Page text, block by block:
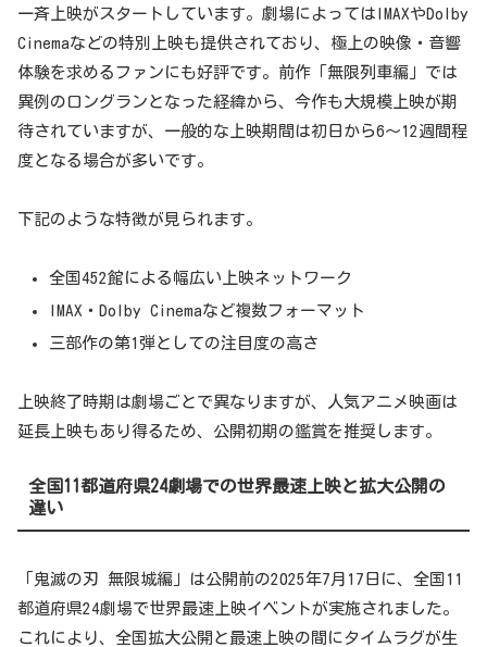
一斉上映がスタートしています。劇場によってはIMAXやDolby
Cinemaなどの特別上映も提供されており、極上の映像・音響
体験を求めるファンにも好評です。前作「無限列車編」では
異例のロングランとなった経緯から、今作も大規模上映が期
待されていますが、一般的な上映期間は初日から6〜12週間程
度となる場合が多いです。
下記のような特徴が見られます。
全国452館による幅広い上映ネットワーク
IMAX・Dolby Cinemaなど複数フォーマット
三部作の第1弾としての注目度の高さ
上映終了時期は劇場ごとで異なりますが、人気アニメ映画は
延長上映もあり得るため、公開初期の鑑賞を推奨します。
全国11都道府県24劇場での世界最速上映と拡大公開の
違い
「鬼滅の刃 無限城編」は公開前の2025年7月17日に、全国11
都道府県24劇場で世界最速上映イベントが実施されました。
これにより、全国拡大公開と最速上映の間にタイムラグが生